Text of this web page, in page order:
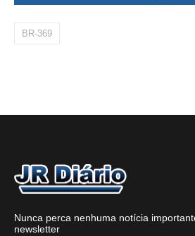
BR-369
Nunca perca nenhuma notícia
newsletter